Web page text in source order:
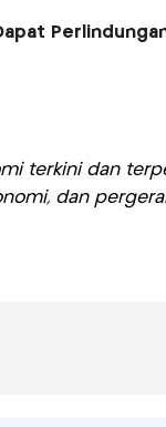
terkini dan
dan